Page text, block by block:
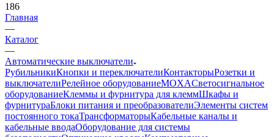
186
Главная
—
Каталог
—
Автоматические выключатели
РубильникиКнопки и переключателиКонтакторыРозетки и
выключателиРелейное оборудованиеMOXAСветосигнальное
оборудованиеКлеммы и фурнитура для клеммШкафы и
фурнитураБлоки питания и преобразователиЭлементы систем
постоянного токаТрансформаторыКабельные каналы и
кабельные вводаОборудование для системы